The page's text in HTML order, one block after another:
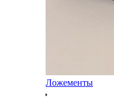
Ложементы